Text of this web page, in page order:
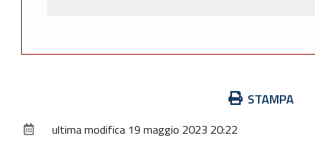
documento
STAMPA
ultima modifica 19 maggio 2023 20:22